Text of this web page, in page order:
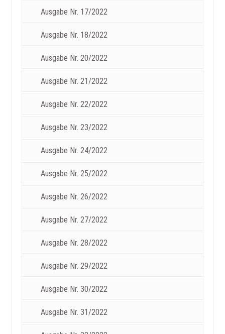
Ausgabe Nr. 17/2022
Ausgabe Nr. 18/2022
Ausgabe Nr. 20/2022
Ausgabe Nr. 21/2022
Ausgabe Nr. 22/2022
Ausgabe Nr. 23/2022
Ausgabe Nr. 24/2022
Ausgabe Nr. 25/2022
Ausgabe Nr. 26/2022
Ausgabe Nr. 27/2022
Ausgabe Nr. 28/2022
Ausgabe Nr. 29/2022
Ausgabe Nr. 30/2022
Ausgabe Nr. 31/2022